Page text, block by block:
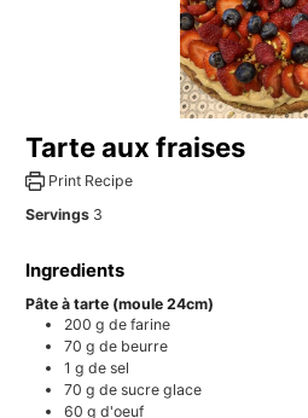
Tarte aux fraises
Print Recipe
Servings 3
Ingredients
Pâte à tarte (moule 24cm)
200 g de farine
70 g de beurre
1 g de sel
70 g de sucre glace
60 g d'oeuf